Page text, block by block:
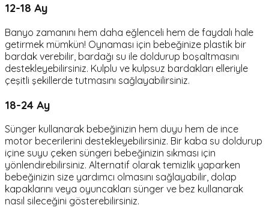
12-18 Ay
Banyo zamanını hem daha eğlenceli hem de faydalı hale
getirmek mümkün! Oynaması için bebeğinize plastik bir
bardak verebilir, bardağı su ile doldurup boşaltmasını
destekleyebilirsiniz. Kulplu ve kulpsuz bardakları elleriyle
çeşitli şekillerde tutmasını sağlayabilirsiniz.
18-24 Ay
Sünger kullanarak bebeğinizin hem duyu hem de ince
motor becerilerini destekleyebilirsiniz. Bir kaba su doldurup
içine suyu çeken süngeri bebeğinizin sıkması için
yönlendirebilirsiniz. Alternatif olarak temizlik yaparken
bebeğinizin size yardımcı olmasını sağlayabilir, dolap
kapaklarını veya oyuncakları sünger ve bez kullanarak
nasıl sileceğini gösterebilirsiniz.